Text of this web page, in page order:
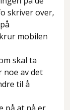
skriver over,
mobilen
skal ta
noe av det
til å